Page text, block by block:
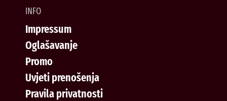
INFO
Impressum
Oglašavanje
Promo
Uvjeti prenošenja
Pravila privatnosti